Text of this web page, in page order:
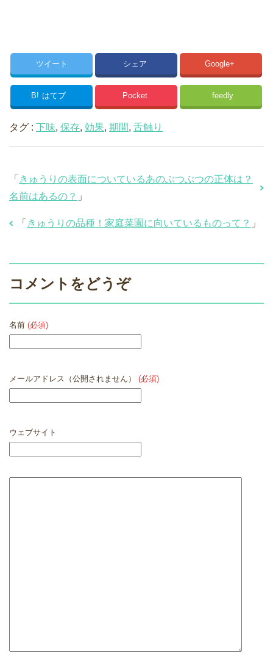
ツイート シェア Google+
B! はてブ Pocket feedly
タグ : 下味, 保存, 効果, 期間, 舌触り
「 きゅうりの表面についているあのぶつぶつの正体は？
名前はあるの？ 」
「 きゅうりの品種！家庭菜園に向いているものって？ 」
コメントをどうぞ
名前 (必須)
メールアドレス（公開されません） (必須)
ウェブサイト